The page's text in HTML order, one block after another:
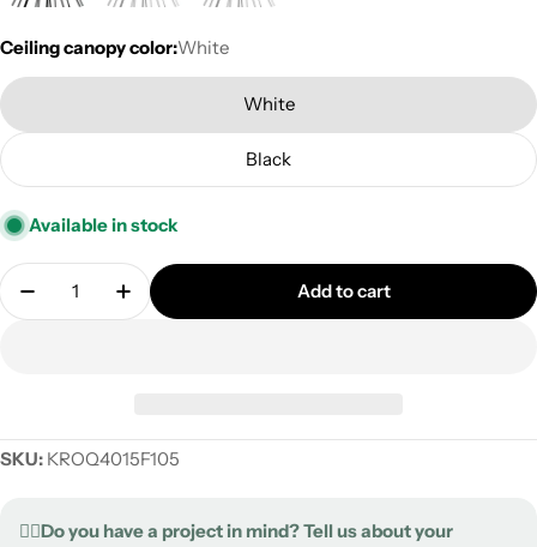
Ceiling canopy color:White
White
Black
Available in stock
Quantity
Decrease quantity for XXL Rose-One square
Increase quantity for XXL Rose-One
Add to cart
SKU: KROQ4015F105
✍🏻Do you have a project in mind? Tell us about your